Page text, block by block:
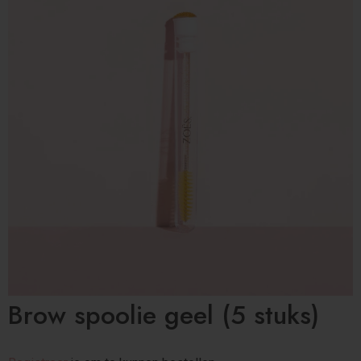
Brow spoolie geel (5 stuks)